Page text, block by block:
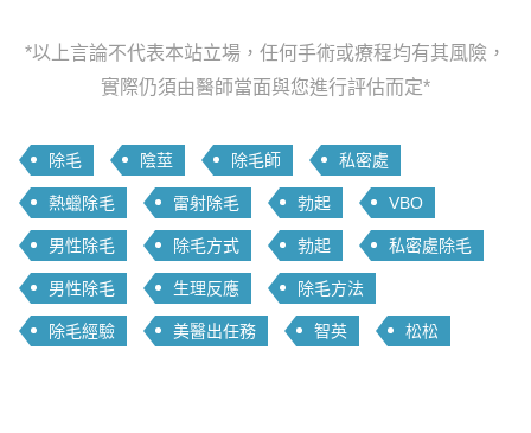
*以上言論不代表本站立場，任何手術或療程均有其風險，
實際仍須由醫師當面與您進行評估而定*
除毛 陰莖 除毛師 私密處
熱蠟除毛 雷射除毛 勃起 VBO
男性除毛 除毛方式 勃起 私密處除毛
男性除毛 生理反應 除毛方法
除毛經驗 美醫出任務 智英 松松